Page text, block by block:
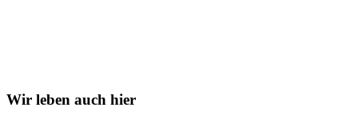
Wir leben auch hier